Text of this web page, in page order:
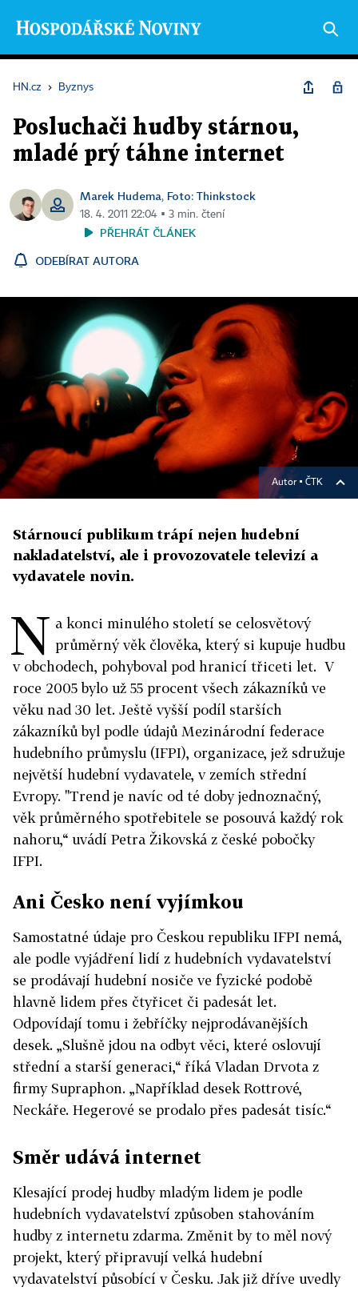
HN.cz › Byznys
Posluchači hudby stárnou,
mladé prý táhne internet
Marek Hudema, Foto: Thinkstock
18. 4. 2011 22:04 ▪ 3 min. čtení
PŘEHRÁT ČLÁNEK
ODEBÍRAT AUTORA
Autor ▪ ČTK
Stárnoucí publikum trápí nejen hudební
nakladatelství, ale i provozovatele televizí a
vydavatele novin.
N a konci minulého století se celosvětový
průměrný věk člověka, který si kupuje hudbu
v obchodech, pohyboval pod hranicí třiceti let. V
roce 2005 bylo už 55 procent všech zákazníků ve
věku nad 30 let. Ještě vyšší podíl starších
zákazníků byl podle údajů Mezinárodní federace
hudebního průmyslu (IFPI), organizace, jež sdružuje
největší hudební vydavatele, v zemích střední
Evropy. "Trend je navíc od té doby jednoznačný,
věk průměrného spotřebitele se posouvá každý rok
nahoru,“ uvádí Petra Žikovská z české pobočky
IFPI.
Ani Česko není vyjímkou
Samostatné údaje pro Českou republiku IFPI nemá,
ale podle vyjádření lidí z hudebních vydavatelství
se prodávají hudební nosiče ve fyzické podobě
hlavně lidem přes čtyřicet či padesát let.
Odpovídají tomu i žebříčky nejprodávanějších
desek. „Slušně jdou na odbyt věci, které oslovují
střední a starší generaci,“ říká Vladan Drvota z
firmy Supraphon. „Například desek Rottrové,
Neckáře. Hegerové se prodalo přes padesát tisíc.“
Směr udává internet
Klesající prodej hudby mladým lidem je podle
hudebních vydavatelství způsoben stahováním
hudby z internetu zdarma. Změnit by to měl nový
projekt, který připravují velká hudební
vydavatelství působící v Česku. Jak již dříve uvedly